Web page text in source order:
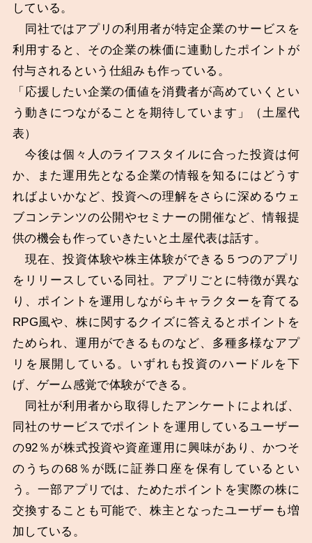
している。
同社ではアプリの利用者が特定企業のサービスを
利用すると、その企業の株価に連動したポイントが
付与されるという仕組みも作っている。
「応援したい企業の価値を消費者が高めていくとい
う動きにつながることを期待しています」（土屋代
表）
今後は個々人のライフスタイルに合った投資は何
か、また運用先となる企業の情報を知るにはどうす
ればよいかなど、投資への理解をさらに深めるウェ
ブコンテンツの公開やセミナーの開催など、情報提
供の機会も作っていきたいと土屋代表は話す。
現在、投資体験や株主体験ができる５つのアプリ
をリリースしている同社。アプリごとに特徴が異な
り、ポイントを運用しながらキャラクターを育てる
RPG風や、株に関するクイズに答えるとポイントを
ためられ、運用ができるものなど、多種多様なアプ
リを展開している。いずれも投資のハードルを下
げ、ゲーム感覚で体験ができる。
同社が利用者から取得したアンケートによれば、
同社のサービスでポイントを運用しているユーザー
の92％が株式投資や資産運用に興味があり、かつそ
のうちの68％が既に証券口座を保有しているとい
う。一部アプリでは、ためたポイントを実際の株に
交換することも可能で、株主となったユーザーも増
加している。